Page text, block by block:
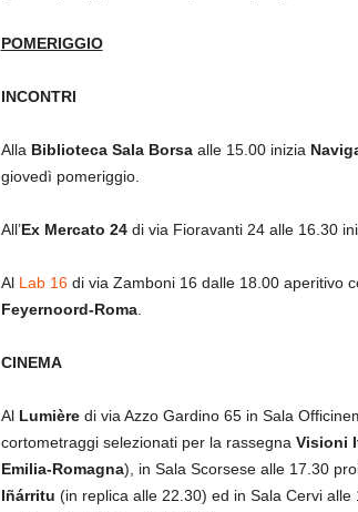
POMERIGGIO
INCONTRI
Alla Biblioteca Sala Borsaalle 15.00 inizia
giovedì pomeriggio.
All’Ex Mercato 24di via Fioravanti 24 alle 16.30
Al Lab 16di via Zamboni 16 dalle 18.00 aperitivo
Feyernoord-Roma.
CINEMA
Al Lumièredi via Azzo Gardino 65 in Sala
cortometraggi selezionati per la rassegna Visioni
Emilia-Romagna), in Sala Scorsese alle 17.30
Iñárritu (in replica alle 22.30) ed in Sala Cervi alle